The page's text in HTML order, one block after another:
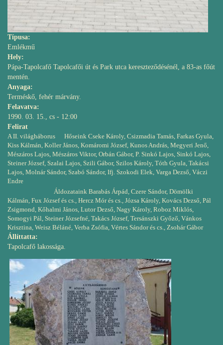
Típusa:
Emlékmű
Hely:
Pápa-Tapolcafő Tapolcafői út és Park utca kereszteződésénél, a 83-as főút
mentén.
Anyaga:
Terméskő, fehér márvány.
Felavatva:
1990. 03. 15., cs - 12:00
Felirat
A II. világháborus Hőseink Cseke Károly, Csizmadia Tamás, Farkas Gyula,
Kiss Kálmán, Koller János, Komáromi József, Kunos András, Megyeri Jenő,
Mészáros Lajos, Mészáros Viktor, Orbán Gábor, P. Sinkó Lajos, Sinkó Lajos,
Steiner József, Szalai Lajos, Szili Gábor, Szilos Károly, Tóth Gyula, Takácsi
Lajos, Molnár Sándor, Szabó Sándor, Ifj. Szokodi Elek, Varga Dezső, Váczi
Endre
Áldozataink Barabás Árpád, Czere Sándor, Dömölki
Kálmán, Fux József és cs., Hercz Mór és cs., Józsa Károly, Kovács Dezső, Pál
Zsigmond, Kőhalmi János, Lutor Dezső, Nagy Károly, Roboz Miklós,
Somogyi Pál, Steiner Józsefné, Takács József, Tersánszki Győző, Vánkos
Krisztina, Weisz Béláné, Verba Zsófia, Vértes Sándor és cs., Zsohár Gábor
Állíttatta:
Tapolcafő lakossága.